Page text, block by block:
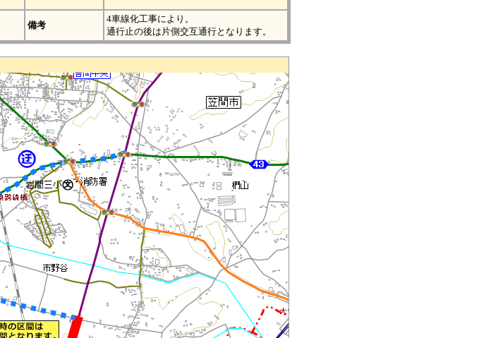
備考
4車線化工事により。
通行止の後は片側交互通行となります。